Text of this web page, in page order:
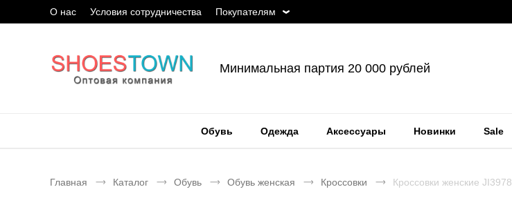
О нас Условия сотрудничества Покупателям
Минимальная партия 20 000 рублей
Обувь Одежда Аксессуары Новинки Sale
Главная Каталог Обувь Обувь женская Кроссовки Кроссовки женские JI3978